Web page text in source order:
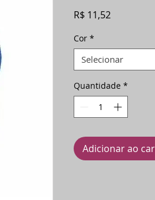
R$ 11,52
Cor *
Selecionar
Quantidade *
Adicionar ao